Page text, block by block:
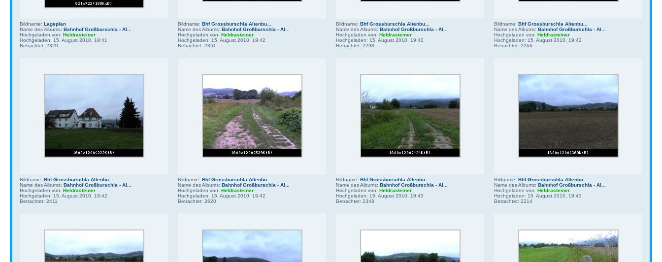
Bildname: Lageplan
Name des Albums: Bahnhof Großburschla - Al...
Hochgeladen von: Heldrasteiner
Hochgeladen: 15. August 2010, 19:41
Betrachtet: 2320
Bildname: Bhf Grossburschla Altenbu...
Name des Albums: Bahnhof Großburschla - Al...
Hochgeladen von: Heldrasteiner
Hochgeladen: 15. August 2010, 19:42
Betrachtet: 2351
Bildname: Bhf Grossburschla Altenbu...
Name des Albums: Bahnhof Großburschla - Al...
Hochgeladen von: Heldrasteiner
Hochgeladen: 15. August 2010, 19:42
Betrachtet: 2298
Bildname: Bhf Grossburschla Altenbu...
Name des Albums: Bahnhof Großburschla - Al...
Hochgeladen von: Heldrasteiner
Hochgeladen: 15. August 2010, 19:42
Betrachtet: 2266
Bildname: Bhf Grossburschla Altenbu...
Name des Albums: Bahnhof Großburschla - Al...
Hochgeladen von: Heldrasteiner
Hochgeladen: 15. August 2010, 19:42
Betrachtet: 2411
Bildname: Bhf Grossburschla Altenbu...
Name des Albums: Bahnhof Großburschla - Al...
Hochgeladen von: Heldrasteiner
Hochgeladen: 15. August 2010, 19:42
Betrachtet: 2620
Bildname: Bhf Grossburschla Altenbu...
Name des Albums: Bahnhof Großburschla - Al...
Hochgeladen von: Heldrasteiner
Hochgeladen: 15. August 2010, 19:43
Betrachtet: 2348
Bildname: Bhf Grossburschla Altenbu...
Name des Albums: Bahnhof Großburschla - Al...
Hochgeladen von: Heldrasteiner
Hochgeladen: 15. August 2010, 19:43
Betrachtet: 2214